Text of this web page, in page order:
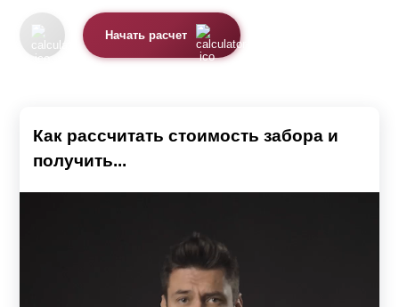
Начать расчет
Как рассчитать стоимость забора и
получить...